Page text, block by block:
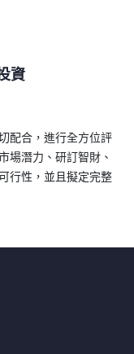
資
配合，進行全方位評
場潛力、研訂智財、
行性，並且擬定完整